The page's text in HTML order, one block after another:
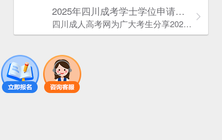
2025年‌‌‌‌四川成考学士学位申请条件
四川成人高考网​为广大考生分享2025年‌‌‌‌四川成考学士学位申请条件。为广大在职人员和社会人士提供学历提升的机会。更多四川成考考试信息，欢迎在线访问四川成人高考网。